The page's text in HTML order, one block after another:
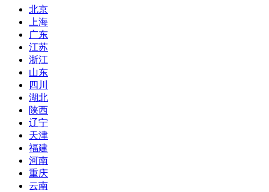
北京
上海
广东
江苏
浙江
山东
四川
湖北
陕西
辽宁
天津
福建
河南
重庆
云南